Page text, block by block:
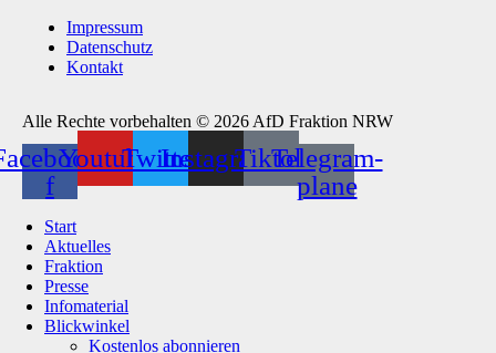
Impressum
Datenschutz
Kontakt
Alle Rechte vorbehalten © 2026 AfD Fraktion NRW
f
YoutubeTwitterInstagramTiktokTelegram-
plane
Start
Aktuelles
Fraktion
Presse
Infomaterial
Blickwinkel
Kostenlos abonnieren